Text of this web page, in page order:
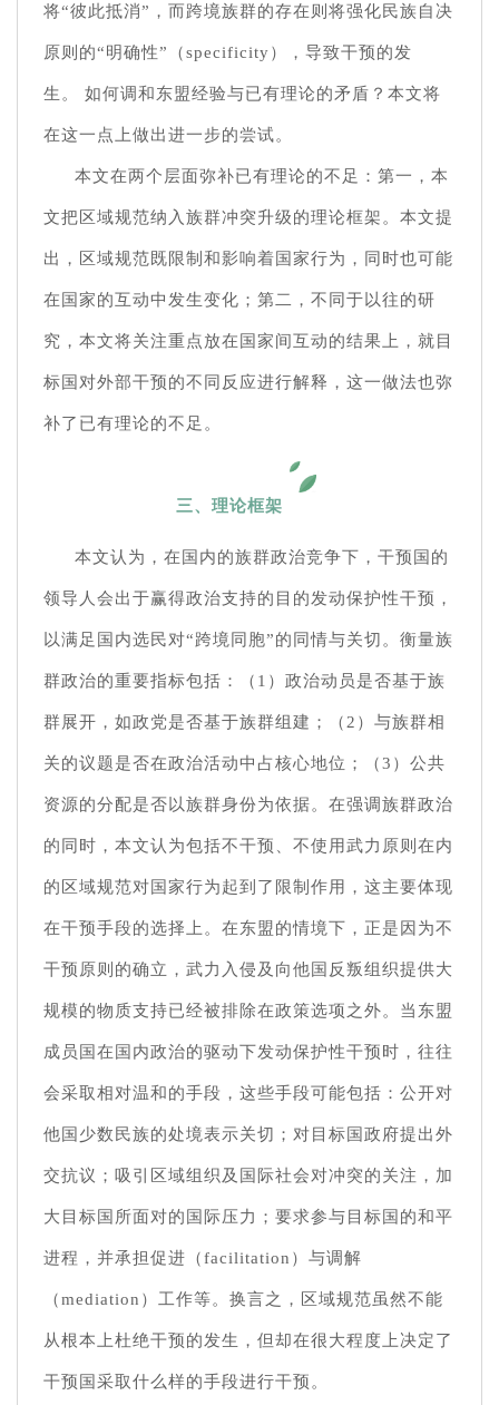
将“彼此抵消”，而跨境族群的存在则将强化民族自决
原则的“明确性”（specificity），导致干预的发
生。 如何调和东盟经验与已有理论的矛盾？本文将
在这一点上做出进一步的尝试。
本文在两个层面弥补已有理论的不足：第一，本
文把区域规范纳入族群冲突升级的理论框架。本文提
出，区域规范既限制和影响着国家行为，同时也可能
在国家的互动中发生变化；第二，不同于以往的研
究，本文将关注重点放在国家间互动的结果上，就目
标国对外部干预的不同反应进行解释，这一做法也弥
补了已有理论的不足。
三、理论框架
本文认为，在国内的族群政治竞争下，干预国的
领导人会出于赢得政治支持的目的发动保护性干预，
以满足国内选民对“跨境同胞”的同情与关切。衡量族
群政治的重要指标包括：（1）政治动员是否基于族
群展开，如政党是否基于族群组建；（2）与族群相
关的议题是否在政治活动中占核心地位；（3）公共
资源的分配是否以族群身份为依据。在强调族群政治
的同时，本文认为包括不干预、不使用武力原则在内
的区域规范对国家行为起到了限制作用，这主要体现
在干预手段的选择上。在东盟的情境下，正是因为不
干预原则的确立，武力入侵及向他国反叛组织提供大
规模的物质支持已经被排除在政策选项之外。当东盟
成员国在国内政治的驱动下发动保护性干预时，往往
会采取相对温和的手段，这些手段可能包括：公开对
他国少数民族的处境表示关切；对目标国政府提出外
交抗议；吸引区域组织及国际社会对冲突的关注，加
大目标国所面对的国际压力；要求参与目标国的和平
进程，并承担促进（facilitation）与调解
（mediation）工作等。换言之，区域规范虽然不能
从根本上杜绝干预的发生，但却在很大程度上决定了
干预国采取什么样的手段进行干预。